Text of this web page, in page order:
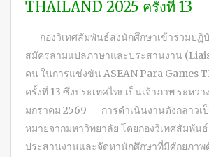
THAILAND 2025 ครั้งที่ 13
กองวิเทศสัมพันธ์ส่งนักศึกษาเข้าร่วมปฏิ
สมัครล่ามแปลภาษาและประสานงาน
คน ในการแข่งขัน ASEAN Para Games
ครั้งที่ 13 ซึ่งประเทศไทยเป็นเจ้าภาพ ระหว่
มกราคม 2569 การดำเนินงานดังกล่าวเ
หมายจากมหาวิทยาลัย โดยกองวิเทศสัมพัน
ประสานงานและจัดหานักศึกษาที่มีศักยภาพ